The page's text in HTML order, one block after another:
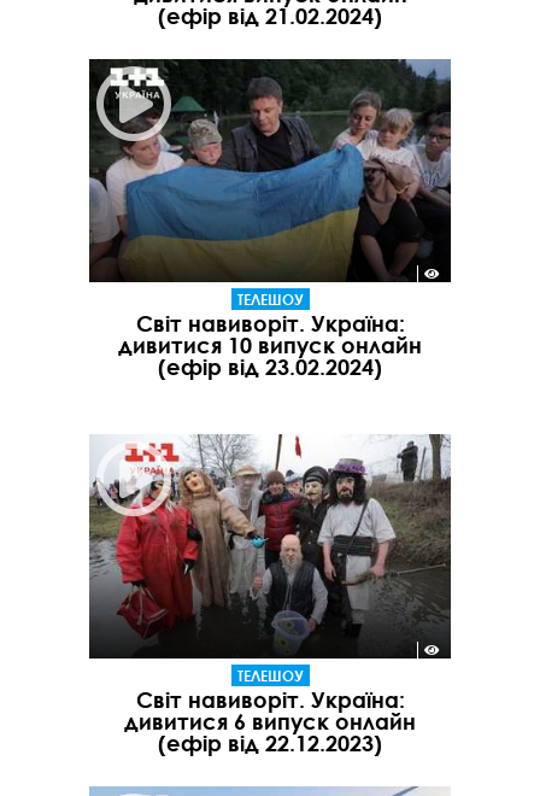
(ефір від 21.02.2024)
ТЕЛЕШОУ
Світ навиворіт. Україна:
дивитися 10 випуск онлайн
(ефір від 23.02.2024)
ТЕЛЕШОУ
Світ навиворіт. Україна:
дивитися 6 випуск онлайн
(ефір від 22.12.2023)